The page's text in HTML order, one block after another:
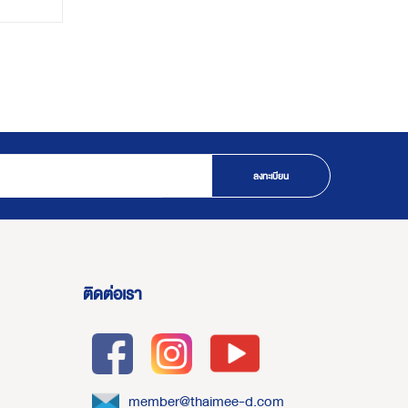
ลงทะเบียน
ติดต่อเรา
member@thaimee-d.com